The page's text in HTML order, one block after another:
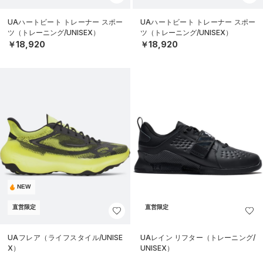
UAハートビート トレーナー スポー
ツ（トレーニング/UNISEX）
￥18,920
UAハートビート トレーナー スポー
ツ（トレーニング/UNISEX）
￥18,920
NEW
直営限定
UAフレア（ライフスタイル/UNISE
X）
直営限定
UAレイン リフター（トレーニング/
UNISEX）